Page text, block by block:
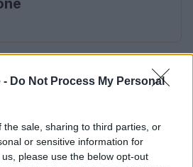
- Do Not Process My Personal
the sale, sharing to third parties, or
or sensitive information for
please use the below opt-out